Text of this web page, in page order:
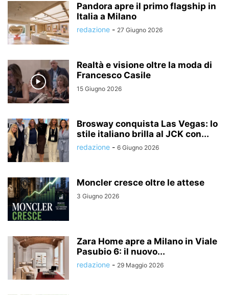
Pandora apre il primo flagship in
Italia a Milano
redazione - 27 Giugno 2026
Realtà e visione oltre la moda di
Francesco Casile
15 Giugno 2026
Brosway conquista Las Vegas: lo
stile italiano brilla al JCK con...
redazione - 6 Giugno 2026
Moncler cresce oltre le attese
3 Giugno 2026
Zara Home apre a Milano in Viale
Pasubio 6: il nuovo...
redazione - 29 Maggio 2026